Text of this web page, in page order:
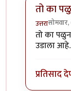
तो का
उत्तरा
In reply to
तो का पळुन
उडाला
प्रतिसाद